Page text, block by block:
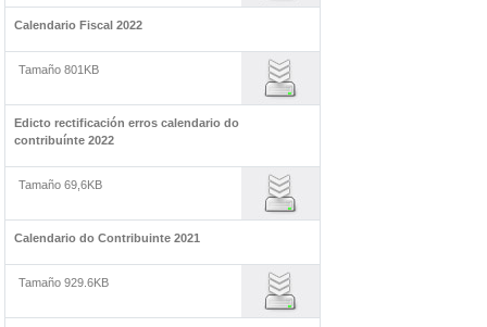
Calendario Fiscal 2022
Tamaño 801KB
Edicto rectificación erros calendario do
contribuínte 2022
Tamaño 69,6KB
Calendario do Contribuinte 2021
Tamaño 929.6KB